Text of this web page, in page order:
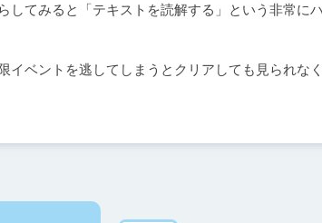
てみると「テキストを読解する」という非常に
イベントを逃してしまうとクリアしても見られな